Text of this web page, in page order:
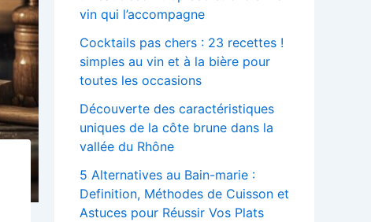
vin qui l’accompagne
Cocktails pas chers : 23 recettes !
simples au vin et à la bière pour
toutes les occasions
Découverte des caractéristiques
uniques de la côte brune dans la
vallée du Rhône
5 Alternatives au Bain-marie :
Definition, Méthodes de Cuisson et
Astuces pour Réussir Vos Plats